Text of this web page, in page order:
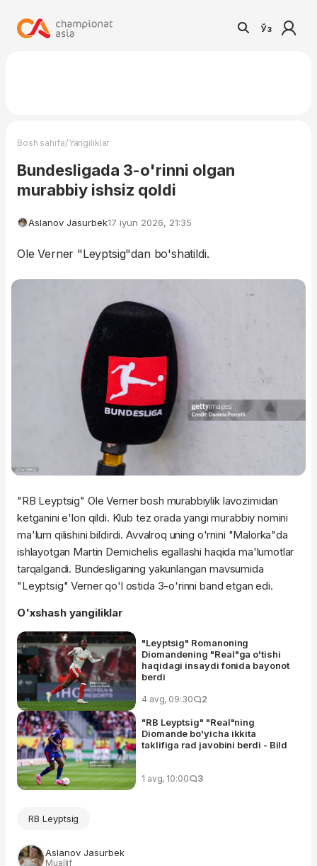
Ўз
Bosh sahifa/Yangiliklar
Bundesligada 3-o'rinni olgan
murabbiy ishsiz qoldi
Aslanov Jasurbek17 iyun 2026, 21:35
Ole Verner "Leyptsig"dan bo'shatildi.
"RB Leyptsig" Ole Verner bosh murabbiylik lavozimidan
ketganini e'lon qildi. Klub tez orada yangi murabbiy nomini
ma'lum qilishini bildirdi. Avvalroq uning o'rnini "Malorka"da
ishlayotgan Martin Demichelis egallashi haqida ma'lumotlar
tarqalgandi. Bundesliganing yakunlangan mavsumida
"Leyptsig" Verner qo'l ostida 3-o'rinni band etgan edi.
O'xshash yangiliklar
"Leyptsig" Romanoning
Diomandening "Real"ga o'tishi
haqidagi insaydi fonida bayonot
berdi
4 avg, 09:30 2
"RB Leyptsig" "Real"ning
Diomande bo'yicha ikkita
taklifiga rad javobini berdi - Bild
1 avg, 10:00 3
RB Leyptsig
Aslanov Jasurbek
Muallif